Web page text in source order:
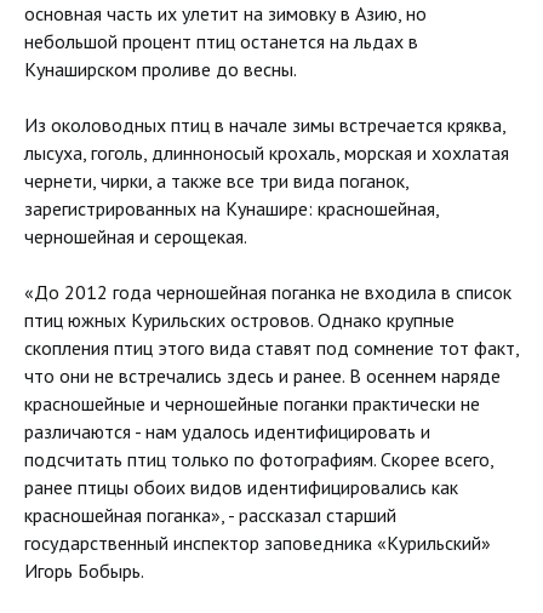
основная часть их улетит на зимовку в Азию, но
небольшой процент птиц останется на льдах в
Кунаширском проливе до весны.
Из околоводных птиц в начале зимы встречается кряква,
лысуха, гоголь, длинноносый крохаль, морская и хохлатая
чернети, чирки, а также все три вида поганок,
зарегистрированных на Кунашире: красношейная,
черношейная и серощекая.
«До 2012 года черношейная поганка не входила в список
птиц южных Курильских островов. Однако крупные
скопления птиц этого вида ставят под сомнение тот факт,
что они не встречались здесь и ранее. В осеннем наряде
красношейные и черношейные поганки практически не
различаются - нам удалось идентифицировать и
подсчитать птиц только по фотографиям. Скорее всего,
ранее птицы обоих видов идентифицировались как
красношейная поганка», - рассказал старший
государственный инспектор заповедника «Курильский»
Игорь Бобырь.